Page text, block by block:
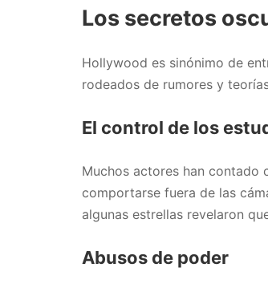
Los secretos
Hollywood es sinónimo de
rodeados de rumores y
El control de los
Muchos actores han contado
comportarse fuera de las
algunas estrellas revelaron
Abusos de poder